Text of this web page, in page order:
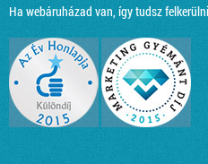
Ha webáruházad van, így tudsz